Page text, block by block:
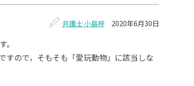
弁護士 小島梓 2020年6月30日
。
ので，そもそも「愛玩動物」に該当しな